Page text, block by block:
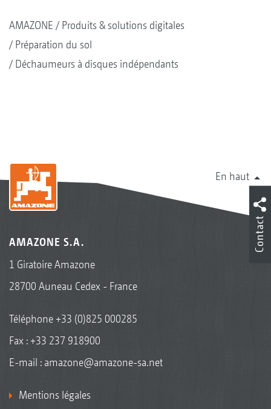
AMAZONE
Produits & solutions digitales
Préparation du sol
Déchaumeurs à disques indépendants
En haut
AMAZONE S.A.
1 Giratoire Amazone
28700 Auneau Cedex - France
Téléphone+33 (0)825 000285
Fax : +33 237 918900
E-mail : amazone@amazone-sa.net
Mentions légales
Contact